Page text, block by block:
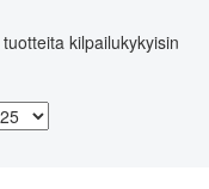
kilpailukykyisin